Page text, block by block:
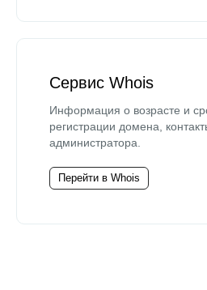
Сервис Whois
Информация о возрасте и
регистрации домена,
администратора.
Перейти в Whois